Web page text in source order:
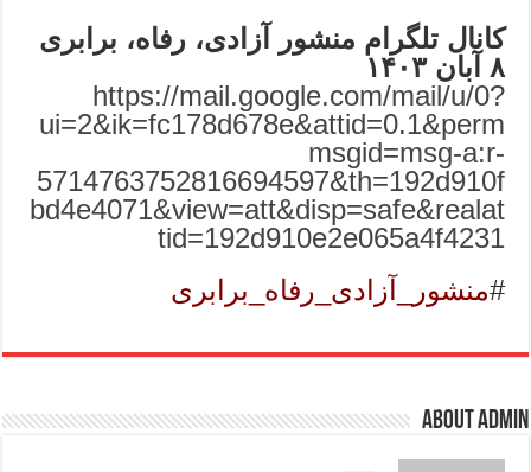
کانال تلگرام منشور آزادی، رفاه، برابری
۸ آبان۱۴۰۳
https://mail.google.com/mail/u/0?
ui=2&ik=fc178d678e&attid=0.1&perm
msgid=msg-a:r-
5714763752816694597&th=192d910f
bd4e4071&view=att&disp=safe&realat
tid=192d910e2e065a4f4231
#منشور_آزادی_رفاه_برابری
About admin